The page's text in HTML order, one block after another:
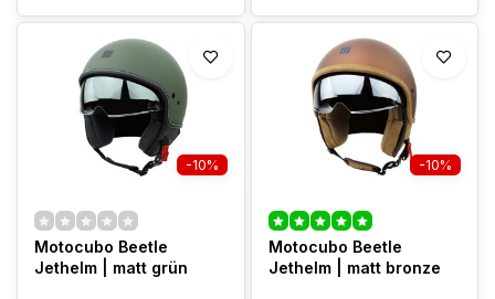
-10%
Motocubo Beetle
Jethelm | matt grün
-10%
Motocubo Beetle
Jethelm | matt bronze